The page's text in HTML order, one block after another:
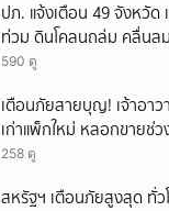
ปภ. แจ้งเตือน 49 จังหวัด
ท่วม ดินโคลนถล่ม คลื่นล
590 ดู
เตือนภัยสายบุญ! เจ้าอาว
เก่าแพ็กใหม่ หลอกขายช่ว
258 ดู
สหรัฐฯ เตือนภัยสูงสุด ทั่ว